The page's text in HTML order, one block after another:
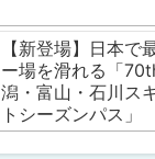
【新登場】日本で
ー場を滑れる「
潟・富山・石川ス
トシーズンパス」